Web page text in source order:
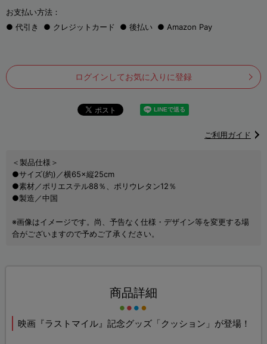
お支払い方法：
代引き
クレジットカード 後払い Amazon Pay
ログインしてお気に入りに登録
ご利用ガイド
＜製品仕様＞
●サイズ(約)／横65×縦25cm
●素材／ポリエステル88％、ポリウレタン12％
●製造／中国
※画像はイメージです。尚、予告なく仕様・デザイン等を変更する場
合がございますので予めご了承ください。
商品詳細
映画『ラストマイル』記念グッズ「クッション」が登場！